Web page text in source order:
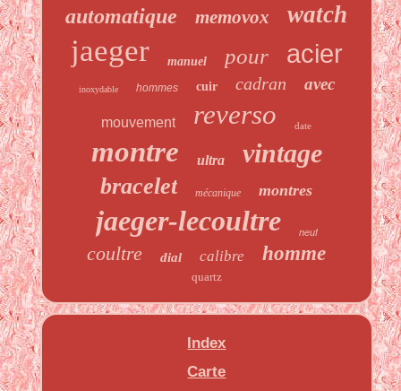
automatique memovox watch
jaeger manuel pour acier
inoxydable hommes cuir cadran avec
mouvement reverso date
montre ultra vintage
bracelet mécanique montres
jaeger-lecoultre neuf
coultre dial calibre homme
quartz
Index
Carte